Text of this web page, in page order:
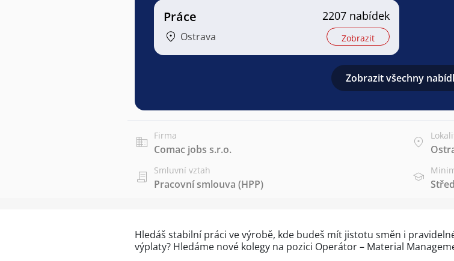
Práce
Ostrava
2207 nabídek
Zobrazit
Zobrazit všechny
Firma
Comac jobs s.r.o.
Smluvní vztah
Pracovní smlouva (HPP)
Hledáš stabilní práci ve výrobě, kde budeš mít jistotu směn i
výplaty? Hledáme nové kolegy na pozici Operátor – Material